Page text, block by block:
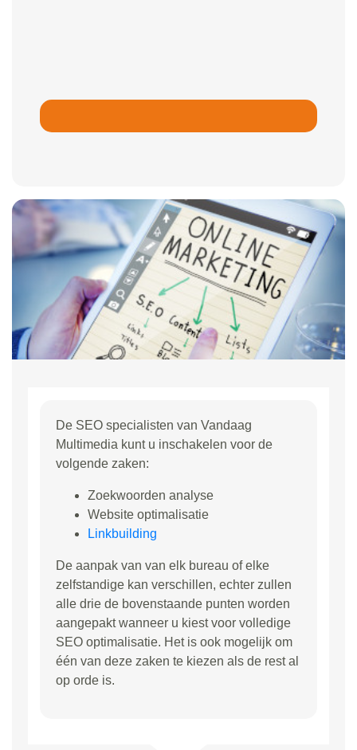
De SEO specialisten van Vandaag
Multimedia kunt u inschakelen voor de
volgende zaken:
Zoekwoorden analyse
Website optimalisatie
Linkbuilding
De aanpak van van elk bureau of elke
zelfstandige kan verschillen, echter zullen
alle drie de bovenstaande punten worden
aangepakt wanneer u kiest voor volledige
SEO optimalisatie. Het is ook mogelijk om
één van deze zaken te kiezen als de rest al
op orde is.